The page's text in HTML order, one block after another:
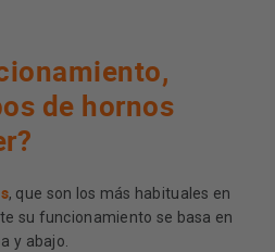
de hornos
, que son los más habituales en
su funcionamiento se basa en
y abajo.